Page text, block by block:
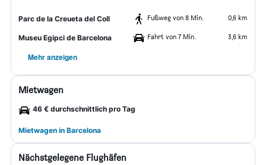
Parc de la Creueta del Coll Fußweg von 8 Min. 0,6 km
Museu Egipci de Barcelona Fahrt von 7 Min. 3,6 km
Mehr anzeigen
Mietwagen
46 € durchschnittlich pro Tag
Mietwagen in Barcelona
Nächstgelegene Flughäfen